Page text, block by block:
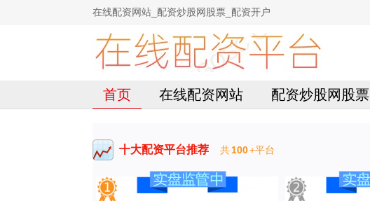
在线配资网站_配资炒股网股票_配资开户
首页 在线配资网站 配资炒股网股票
十大配资平台推荐 共100+平台